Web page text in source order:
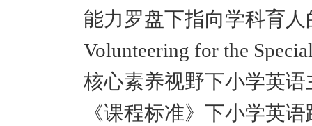
能力罗盘下指向学科育
Volunteering for the
核心素养视野下小学英
《课程标准》下小学英